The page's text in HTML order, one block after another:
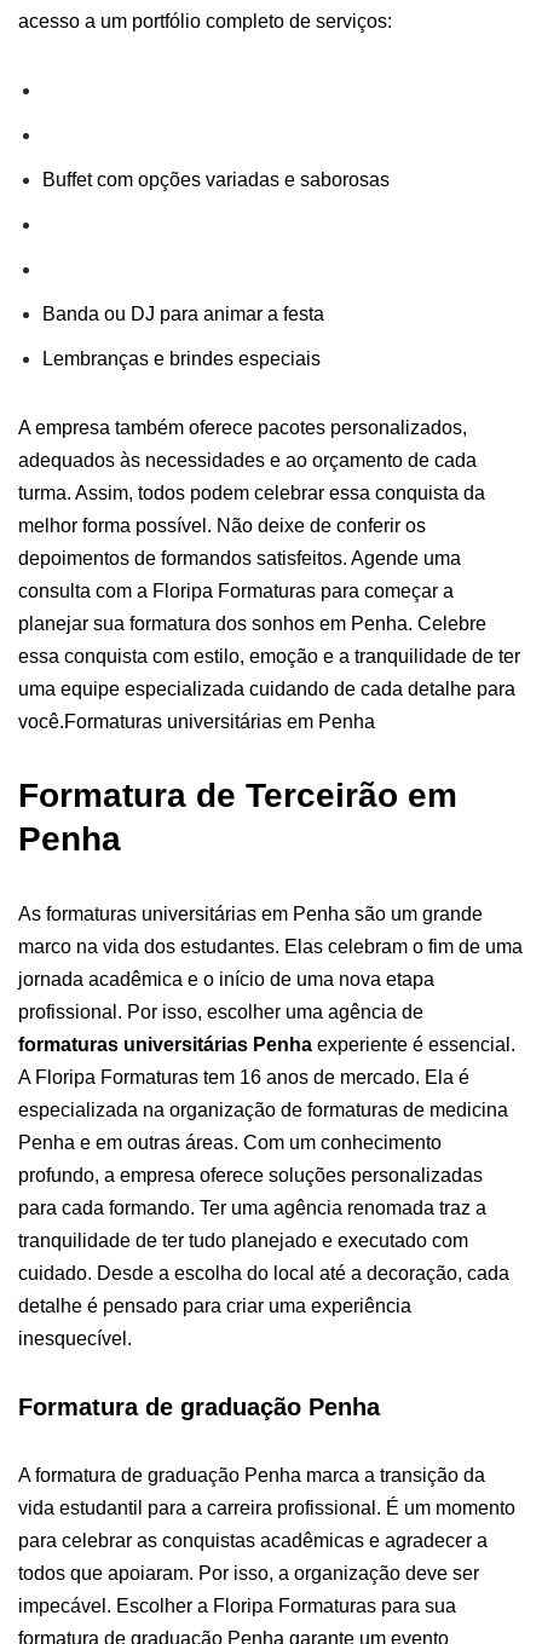
acesso a um portfólio completo de serviços:
Buffet com opções variadas e saborosas
Banda ou DJ para animar a festa
Lembranças e brindes especiais
A empresa também oferece pacotes personalizados,
adequados às necessidades e ao orçamento de cada
turma. Assim, todos podem celebrar essa conquista da
melhor forma possível. Não deixe de conferir os
depoimentos de formandos satisfeitos. Agende uma
consulta com a Floripa Formaturas para começar a
planejar sua formatura dos sonhos em Penha. Celebre
essa conquista com estilo, emoção e a tranquilidade de ter
uma equipe especializada cuidando de cada detalhe para
você.Formaturas universitárias em Penha
Formatura de Terceirão em
Penha
As formaturas universitárias em Penha são um grande
marco na vida dos estudantes. Elas celebram o fim de uma
jornada acadêmica e o início de uma nova etapa
profissional. Por isso, escolher uma agência de
formaturas universitárias Penha experiente é essencial.
A Floripa Formaturas tem 16 anos de mercado. Ela é
especializada na organização de formaturas de medicina
Penha e em outras áreas. Com um conhecimento
profundo, a empresa oferece soluções personalizadas
para cada formando. Ter uma agência renomada traz a
tranquilidade de ter tudo planejado e executado com
cuidado. Desde a escolha do local até a decoração, cada
detalhe é pensado para criar uma experiência
inesquecível.
Formatura de graduação Penha
A formatura de graduação Penha marca a transição da
vida estudantil para a carreira profissional. É um momento
para celebrar as conquistas acadêmicas e agradecer a
todos que apoiaram. Por isso, a organização deve ser
impecável. Escolher a Floripa Formaturas para sua
formatura de graduação Penha garante um evento